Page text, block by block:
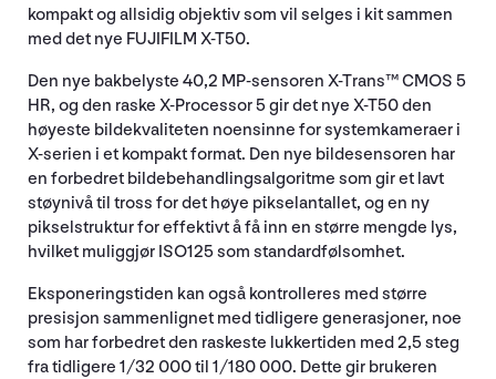
kompakt og allsidig objektiv som vil selges i kit sammen
med det nye FUJIFILM X-T50.
Den nye bakbelyste 40,2 MP-sensoren X-Trans™ CMOS 5
HR, og den raske X-Processor 5 gir det nye X-T50 den
høyeste bildekvaliteten noensinne for systemkameraer i
X-serien i et kompakt format. Den nye bildesensoren har
en forbedret bildebehandlingsalgoritme som gir et lavt
støynivå til tross for det høye pikselantallet, og en ny
pikselstruktur for effektivt å få inn en større mengde lys,
hvilket muliggjør ISO125 som standardfølsomhet.
Eksponeringstiden kan også kontrolleres med større
presisjon sammenlignet med tidligere generasjoner, noe
som har forbedret den raskeste lukkertiden med 2,5 steg
fra tidligere 1/32 000 til 1/180 000. Dette gir brukeren